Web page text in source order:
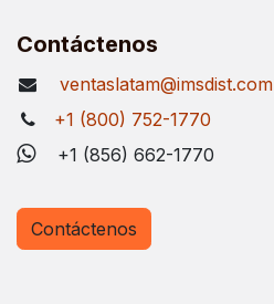
Contáctenos
ventaslatam@imsdist.com
+1 (800) 752-1770
+1 (856) 662-1770
Contáctenos